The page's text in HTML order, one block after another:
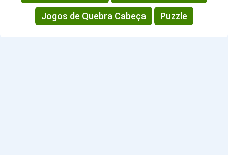
Jogos de Quebra Cabeça Puzzle